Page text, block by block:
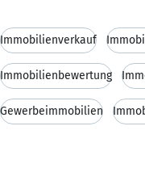
Immobilienverkauf
Immobilienbewertung
Gewerbeimmobilien